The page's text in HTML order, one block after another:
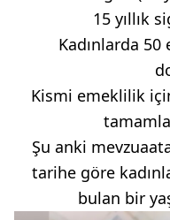
15 yıllık
Kadınlarda 50
Kismi emeklilik
Şu anki
tarihe göre
bulan bir